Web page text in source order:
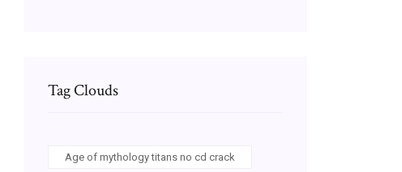
Tag Clouds
Age of mythology titans no cd crack